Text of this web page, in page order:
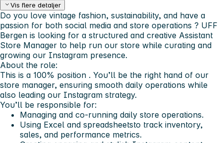
Vis flere detaljer
Do you love vintage fashion, sustainability, and have a
passion for both social media and store operations ? UFF
Bergen is looking for a structured and creative Assistant
Store Manager to help run our store while curating and
growing our Instagram presence.
About the role:
This is a 100% position . You’ll be the right hand of our
store manager, ensuring smooth daily operations while
also leading our Instagram strategy.
You’ll be responsible for:
Managing and co-running daily store operations.
Using Excel and spreadsheetsto track inventory,
sales, and performance metrics.